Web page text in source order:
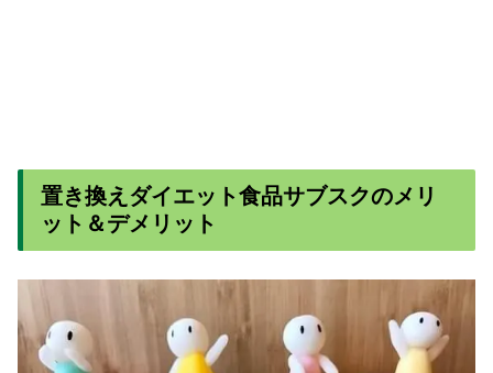
置き換えダイエット食品サブスクのメリ
ット＆デメリット